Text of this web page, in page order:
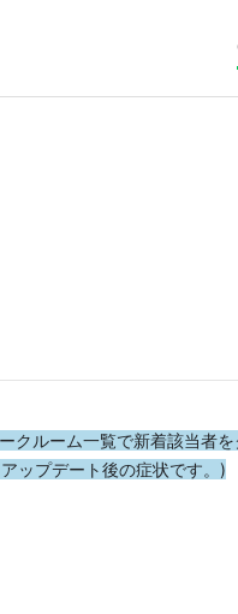
クルーム一覧で新着該当者
ップデート後の症状です。)